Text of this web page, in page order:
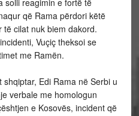
solli reagimin e fortë të
që Rama përdori këtë
cilat nuk biem dakord.
Vuçiç theksoi se
me Ramën.
Edi Rama në Serbi u
verbale me homologun
e Kosovës, incident që